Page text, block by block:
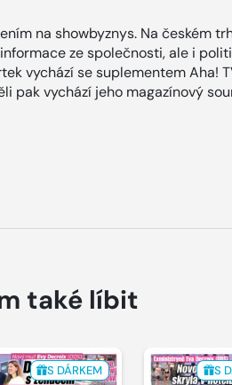
na showbyznys. Na českém
ze společnosti, ale i
vychází se suplementem Aha!
pak vychází jeho magazínový
také líbit
S DÁRKEM S